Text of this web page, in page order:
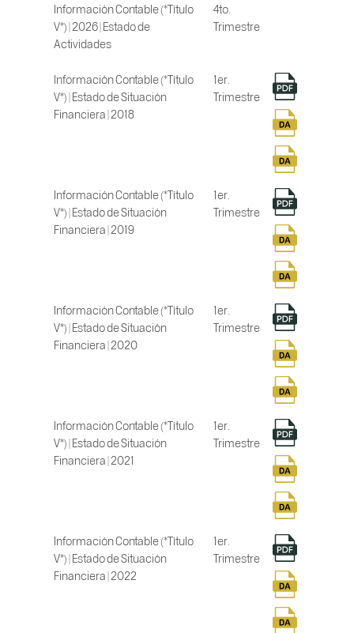
Información Contable (*Título
V*) | 2026 | Estado de
Actividades
4to.
Trimestre
Información Contable (*Título
V*) | Estado de Situación
Financiera | 2018
1er.
Trimestre
Información Contable (*Título
V*) | Estado de Situación
Financiera | 2019
1er.
Trimestre
Información Contable (*Título
V*) | Estado de Situación
Financiera | 2020
1er.
Trimestre
Información Contable (*Título
V*) | Estado de Situación
Financiera | 2021
1er.
Trimestre
Información Contable (*Título
V*) | Estado de Situación
Financiera | 2022
1er.
Trimestre